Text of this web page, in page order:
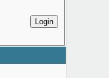
Login